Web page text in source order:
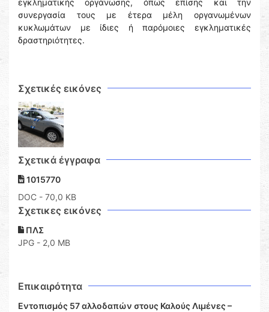
εγκληματικής οργάνωσης, όπως επίσης και την
συνεργασία τους με έτερα μέλη οργανωμένων
κυκλωμάτων με ίδιες ή παρόμοιες εγκληματικές
δραστηριότητες.
Σχετικές εικόνες
Σχετικά έγγραφα
1015770
DOC - 70,0 KB
Σχετικες εικόνες
ΠΛΣ
JPG - 2,0 MB
Επικαιρότητα
Εντοπισμός 57 αλλοδαπών στους Καλούς Λιμένες –